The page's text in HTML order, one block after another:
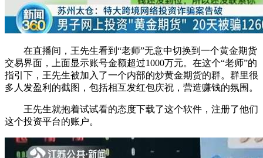
在直播间，王先生看到“老师”无意中切换到一个黄金期货
交易界面，上面显示账号金额超过1000万元。在这个“老师”的
指引下，王先生被加入了一个内部的炒黄金期货的群。群里很
多人发盈利的截图，包括相互发红包庆祝，营造赚钱的氛围。
王先生就抱着试试看的态度下载了这个软件，注册了他们
这个投资平台的账户。